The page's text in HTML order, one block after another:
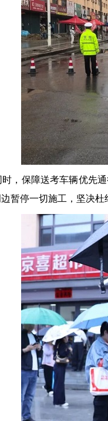
保障送考车辆优先通
暂停一切施工，坚决